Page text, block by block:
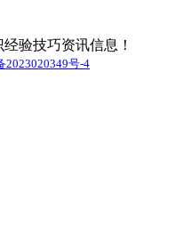
验技巧资讯信息！
2023020349号-4